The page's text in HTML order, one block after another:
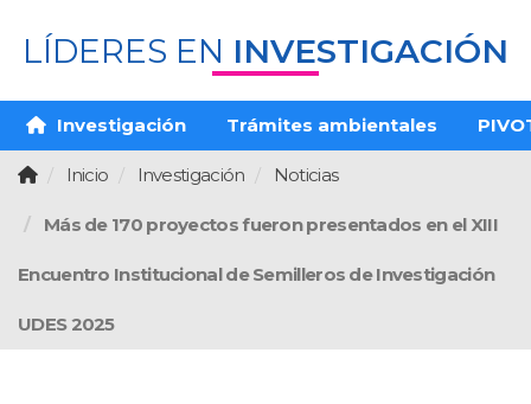
LÍDERES EN INVESTIGACIÓN
Investigación Trámites ambientales
Inicio Investigación Noticias
Más de 170 proyectos fueron presentados en el XIII
Encuentro Institucional de Semilleros de Investigación
UDES 2025